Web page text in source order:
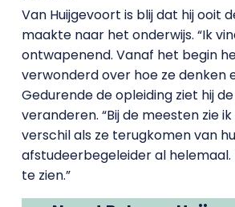
Van Huijgevoort is blij dat hij ooit
maakte naar het onderwijs. “Ik
ontwapenend. Vanaf het begin
verwonderd over hoe ze denken
Gedurende de opleiding ziet hij
veranderen. “Bij de meesten zie
verschil als ze terugkomen van
afstudeerbegeleider al helemaal.
te zien.”